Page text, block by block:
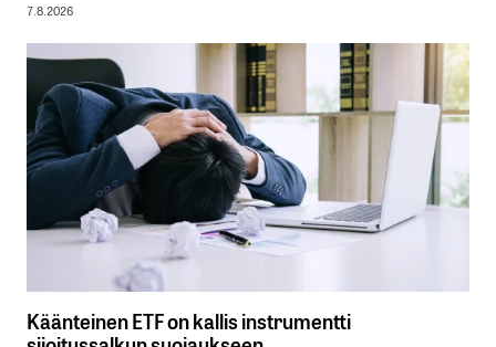
7.8.2026
Käänteinen ETF on kallis instrumentti